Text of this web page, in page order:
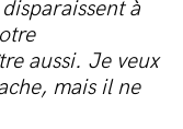
à
aussi. Je veux
mais il ne